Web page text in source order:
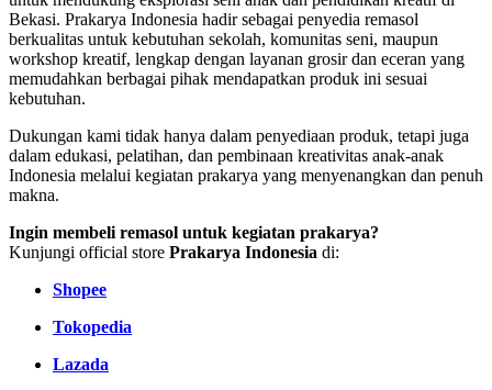
Bekasi. Prakarya Indonesia hadir sebagai penyedia remasol
berkualitas untuk kebutuhan sekolah, komunitas seni, maupun
workshop kreatif, lengkap dengan layanan grosir dan eceran yang
memudahkan berbagai pihak mendapatkan produk ini sesuai
kebutuhan.
Dukungan kami tidak hanya dalam penyediaan produk, tetapi juga
dalam edukasi, pelatihan, dan pembinaan kreativitas anak-anak
Indonesia melalui kegiatan prakarya yang menyenangkan dan penuh
makna.
Ingin membeli remasol untuk kegiatan prakarya?
Kunjungi official store Prakarya Indonesia di:
Shopee
Tokopedia
Lazada